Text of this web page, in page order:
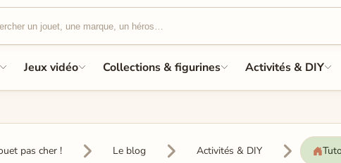
Jeux vidéo Collections & figurines Activités & DIY
pas cher ! Le blog Activités & DIY